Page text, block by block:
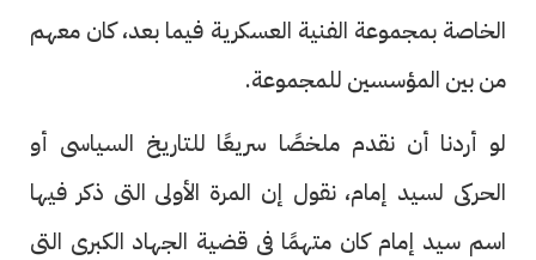
الخاصة بمجموعة الفنية العسكرية فيما بعد، كان معهم
من بين المؤسسين للمجموعة.
لو أردنا أن نقدم ملخصًا سريعًا للتاريخ السياسى أو
الحركى لسيد إمام، نقول إن المرة الأولى التى ذكر فيها
اسم سيد إمام كان متهمًا فى قضية الجهاد الكبرى التى